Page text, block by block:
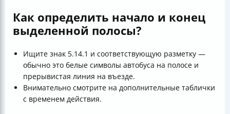
Как определить начало и конец
выделенной полосы?
Ищите знак 5.14.1 и соответствующую разметку —
обычно это белые символы автобуса на полосе и
прерывистая линия на въезде.
Внимательно смотрите на дополнительные таблички
с временем действия.